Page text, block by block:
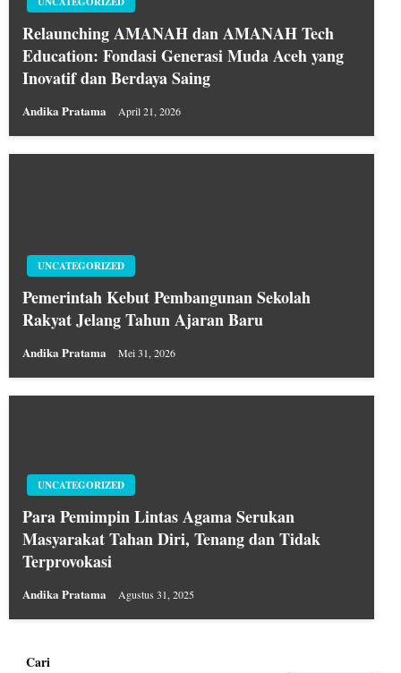
Relaunching AMANAH dan AMANAH Tech
Education: Fondasi Generasi Muda Aceh yang
Inovatif dan Berdaya Saing
Andika Pratama April 21, 2026
UNCATEGORIZED
Pemerintah Kebut Pembangunan Sekolah
Rakyat Jelang Tahun Ajaran Baru
Andika Pratama Mei 31, 2026
UNCATEGORIZED
Para Pemimpin Lintas Agama Serukan
Masyarakat Tahan Diri, Tenang dan Tidak
Terprovokasi
Andika Pratama Agustus 31, 2025
Cari